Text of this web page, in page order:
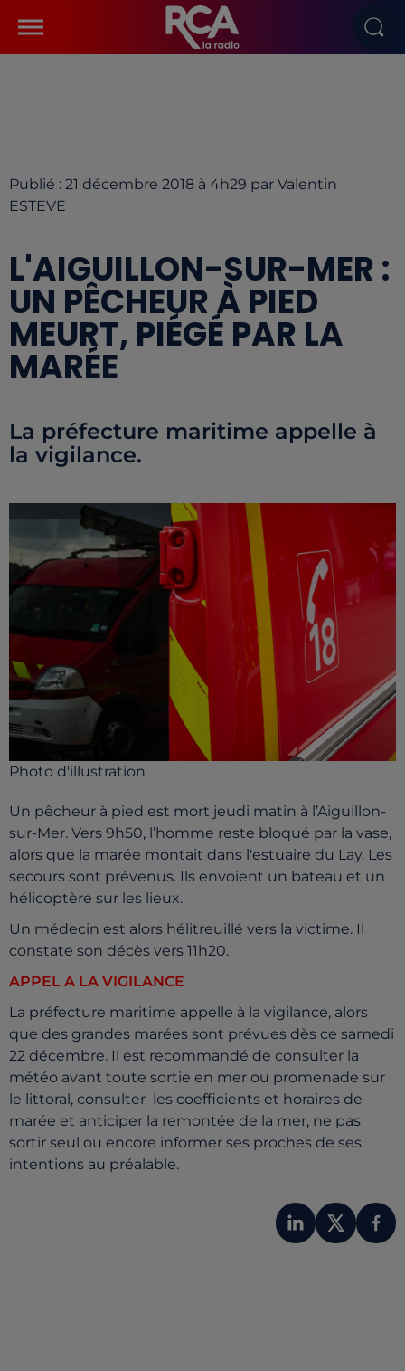
Publié : 21 décembre 2018 à 4h29 par Valentin
ESTEVE
L'AIGUILLON-SUR-MER :
UN PÊCHEUR À PIED
MEURT, PIÉGÉ PAR LA
MARÉE
La préfecture maritime appelle à
la vigilance.
Photo d'illustration
Un pêcheur à pied est mort jeudi matin à l’Aiguillon-
sur-Mer. Vers 9h50, l’homme reste bloqué par la vase,
alors que la marée montait dans l'estuaire du Lay. Les
secours sont prévenus. Ils envoient un bateau et un
hélicoptère sur les lieux.
Un médecin est alors hélitreuillé vers la victime. Il
constate son décès vers 11h20.
APPEL A LA VIGILANCE
La préfecture maritime appelle à la vigilance, alors
que des grandes marées sont prévues dès ce samedi
22 décembre. Il est recommandé de consulter la
météo avant toute sortie en mer ou promenade sur
le littoral, consulter les coefficients et horaires de
marée et anticiper la remontée de la mer, ne pas
sortir seul ou encore informer ses proches de ses
intentions au préalable.